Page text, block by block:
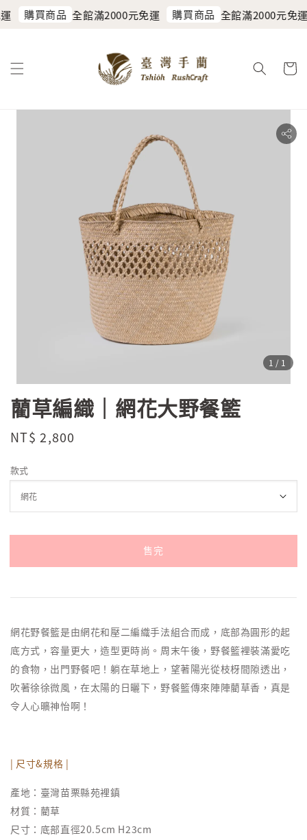
購買商品 全館滿2000元免運 購買商品 全館滿2000元免運
1 /1
藺草編織｜網花大野餐籃
Regular
NT$ 2,800
款式
售完
網花野餐籃是由網花和壓二編織手法組合而成，底部為圓形的起
底方式，容量更大，造型更時尚。周末午後，野餐籃裡裝滿愛吃
的食物，出門野餐吧！躺在草地上，望著陽光從枝枒間隙透出，
吹著徐徐微風，在太陽的日曬下，野餐籃傳來陣陣藺草香，真是
令人心曠神怡啊！
| 尺寸&規格 |
產地：臺灣苗栗縣苑裡鎮
材質：藺草
尺寸：底部直徑20.5cm H23cm